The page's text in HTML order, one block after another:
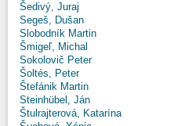
Šedivý, Juraj
Segeš, Dušan
Slobodník Martin
Šmigeľ, Michal
Sokolovič Peter
Šoltés, Peter
Štefánik Martin
Steinhübel, Ján
Štulrajterová, Katarína